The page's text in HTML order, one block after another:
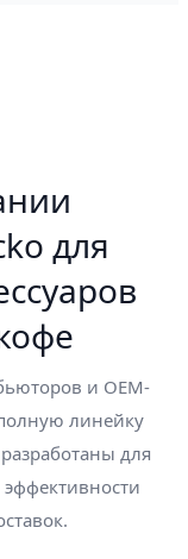
для
и OEM-
линейку
для
эффективности